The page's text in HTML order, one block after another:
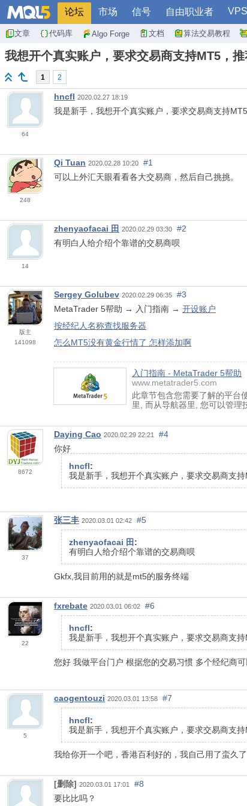
论坛 市场 信号 自由职业者 VPS
文章 代码库 Algo Forge 文档 算法交易教程
我想开个真实账户，要求交易商支持MT5，推
1 2
64
hncfl 2020.02.27 18:19
我是新手，我想开个真实账户，要求交易商支持
248
Qi Tuan 2020.02.28 10:20
#1
可以上外汇天眼看看各大交易商，然后自己挑挑。
14
zhenyaofacai 田 2020.02.29 03:30
#2
有明白人给介绍个靠谱的交易商呗
版主
141098
Sergey Golubev 2020.02.29 06:35
#3
MetaTrader 5帮助 → 入门指南 → 开设账户
按经纪人名称查找服务器
怎么MT5没有黄金行情了 怎样添加啊
入门指南 - MetaTrader 5帮助
www.metatrader5.com
此章节包含您需要了解的平台
里, 而从导航器里, 您可以管理
8672
Daying Cao 2020.02.29 22:21
#4
你好
hncfl:
我是新手，我想开个真实账户，要求交易商支持
37
张三丰 2020.03.01 02:42 #5
zhenyaofacai 田 :
有明白人给介绍个靠谱的交易商呗
Gkfx,我目前用的就是mt5的服务终端
22
fxrebate 2020.03.01 06:02 #6
hncfl:
我是新手，我想开个真实账户，要求交易商支持
您好 我做平台门户 根据您的交易习惯 多个经纪商
5
caogentouzi 2020.03.01 13:58 #7
hncfl:
我是新手，我想开个真实账户，要求交易商支持
我给你开一个吧，香港百利好的，我自己用了蛮久了
[删除] 2020.03.01 17:01
#8
要比比吗？